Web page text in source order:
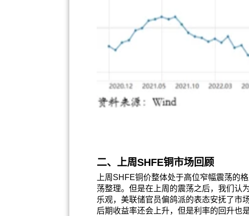
二、上周SHFE铜市场回顾
上周SHFE铜价整体处于高位窄幅震荡的
荡整理。但是在上周的震荡之后，我们认
乐观，美联储官员偏鸽派的表态安抚了市
后期收益率还会上升，但是利率的回升也